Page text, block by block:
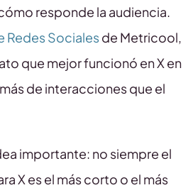
responde la audiencia.
Redes Socialesde Metricool,
que mejor funcionó en X en
de interacciones que el
importante: no siempre el
X es el más corto o el más